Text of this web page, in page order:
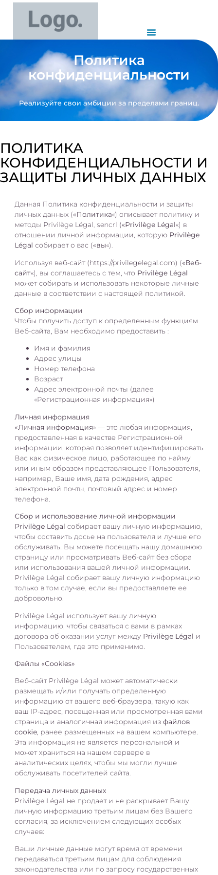
Политика
конфиденциальности
Реализуйте свои амбиции за пределами границ.
ПОЛИТИКА
КОНФИДЕНЦИАЛЬНОСТИ И
ЗАЩИТЫ ЛИЧНЫХ ДАННЫХ
Данная Политика конфиденциальности и защиты
личных данных («Политика«) описывает политику и
методы Privilège Légal, sencrl («Privilège Légal«) в
отношении личной информации, которую Privilège
Légal собирает о вас («вы«).
Используя веб-сайт (https://privilegelegal.com) («Веб-
сайт«), вы соглашаетесь с тем, что Privilège Légal
может собирать и использовать некоторые личные
данные в соответствии с настоящей политикой.
Сбор информации
Чтобы получить доступ к определенным функциям
Веб-сайта, Вам необходимо предоставить :
Имя и фамилия
Адрес улицы
Номер телефона
Возраст
Адрес электронной почты (далее
«Регистрационная информация»)
Личная информация
«Личная информация» — это любая информация,
предоставленная в качестве Регистрационной
информации, которая позволяет идентифицировать
Вас как физическое лицо, работающее по найму
или иным образом представляющее Пользователя,
например, Ваше имя, дата рождения, адрес
электронной почты, почтовый адрес и номер
телефона.
Сбор и использование личной информации
Privilège Légal собирает вашу личную информацию,
чтобы составить досье на пользователя и лучше его
обслуживать. Вы можете посещать нашу домашнюю
страницу или просматривать Веб-сайт без сбора
или использования вашей личной информации.
Privilège Légal собирает вашу личную информацию
только в том случае, если вы предоставляете ее
добровольно.
Privilège Légal использует вашу личную
информацию, чтобы связаться с вами в рамках
договора об оказании услуг между Privilège Légal и
Пользователем, где это применимо.
Файлы «Cookies»
Веб-сайт Privilège Légal может автоматически
размещать и/или получать определенную
информацию от вашего веб-браузера, такую как
ваш IP-адрес, посещенная или просмотренная вами
страница и аналогичная информация из файлов
cookie, ранее размещенных на вашем компьютере.
Эта информация не является персональной и
может храниться на нашем сервере в
аналитических целях, чтобы мы могли лучше
обслуживать посетителей сайта.
Передача личных данных
Privilège Légal не продает и не раскрывает Вашу
личную информацию третьим лицам без Вашего
согласия, за исключением следующих особых
случаев:
Ваши личные данные могут время от времени
передаваться третьим лицам для соблюдения
законодательства или по запросу государственных